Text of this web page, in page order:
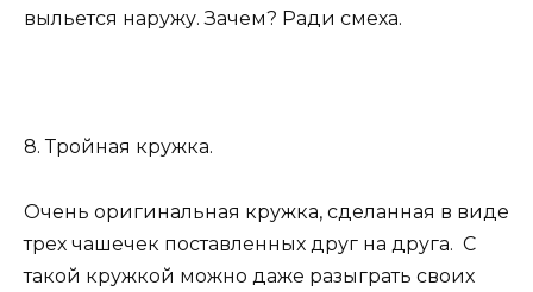
выльется наружу. Зачем? Ради смеха.
8. Тройная кружка.
Очень оригинальная кружка, сделанная в виде
трех чашечек поставленных друг на друга. С
такой кружкой можно даже разыграть своих